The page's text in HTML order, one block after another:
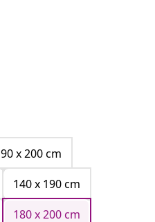
90 x 200 cm
140 x 190 cm
180 x 200 cm